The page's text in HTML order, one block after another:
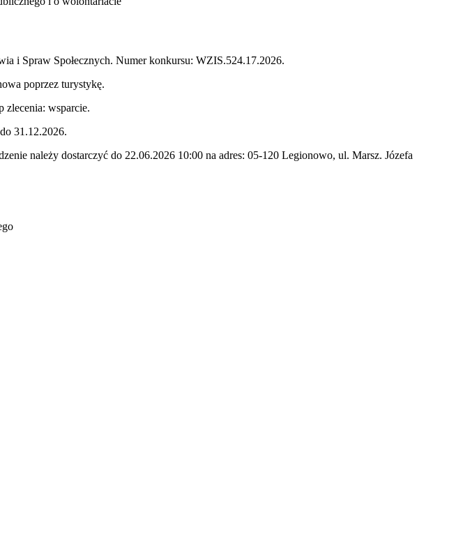
i Spraw Społecznych. Numer konkursu: WZIS.524.17.2026.
poprzez turystykę.
zlecenia: wsparcie.
31.12.2026.
należy dostarczyć do 22.06.2026 10:00 na adres: 05-120 Legionowo, ul. Marsz. Józefa